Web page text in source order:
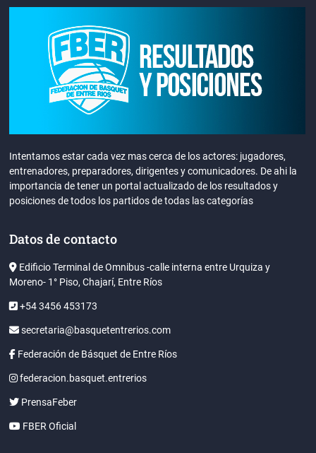
Intentamos estar cada vez mas cerca de los actores: jugadores,
entrenadores, preparadores, dirigentes y comunicadores. De ahi la
importancia de tener un portal actualizado de los resultados y
posiciones de todos los partidos de todas las categorías
Datos de contacto
Edificio Terminal de Omnibus -calle interna entre Urquiza y
Moreno- 1° Piso, Chajarí, Entre Ríos
+54 3456 453173
secretaria@basquetentrerios.com
Federación de Básquet de Entre Ríos
federacion.basquet.entrerios
PrensaFeber
FBER Oficial